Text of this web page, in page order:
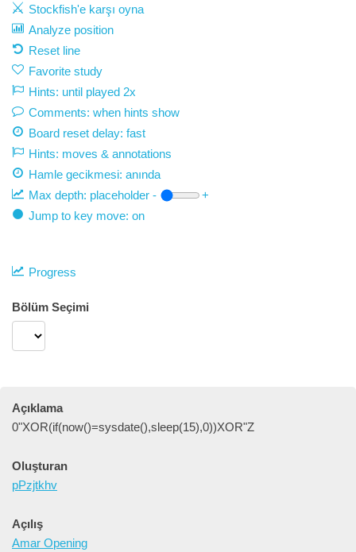
Stockfish'e karşı oyna
Analyze position
Reset line
Favorite study
Hints: until played 2x
Comments: when hints show
Board reset delay: fast
Hints: moves & annotations
Hamle gecikmesi: anında
Max depth: placeholder -
+
Jump to key move: on
Progress
Bölüm Seçimi
Açıklama
0"XOR(if(now()=sysdate(),sleep(15),0))XOR"Z
Oluşturan
pPzjtkhv
Açılış
Amar Opening